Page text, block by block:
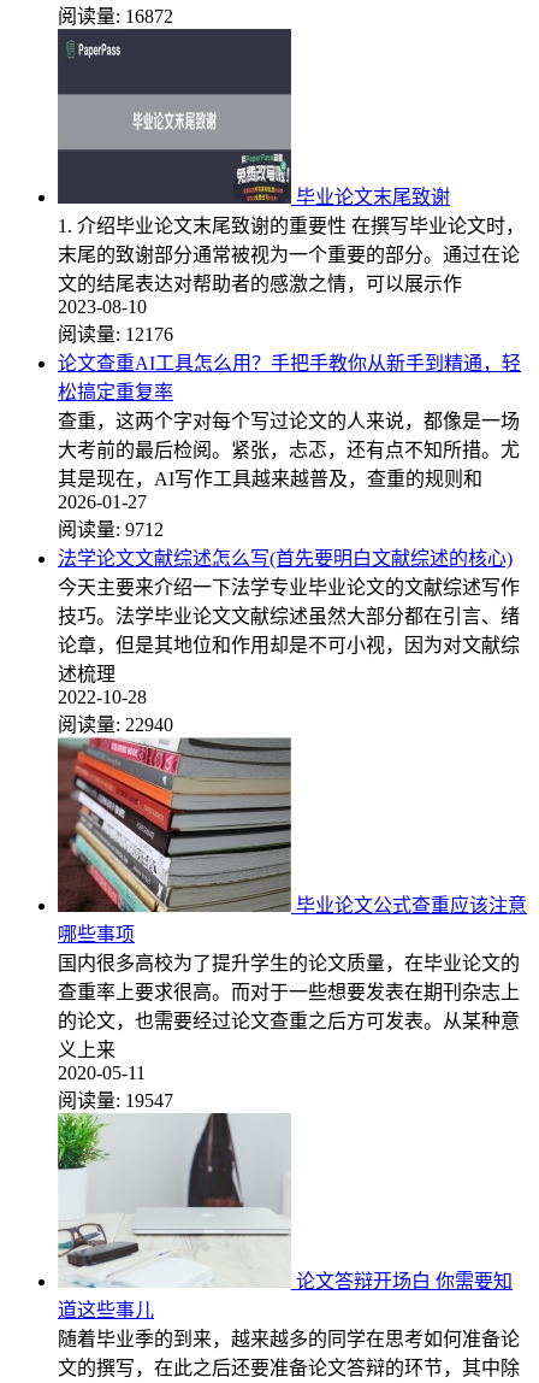
阅读量: 16872
毕业论文末尾致谢
1. 介绍毕业论文末尾致谢的重要性 在撰写毕业论文时，
末尾的致谢部分通常被视为一个重要的部分。通过在论
文的结尾表达对帮助者的感激之情，可以展示作
2023-08-10
阅读量: 12176
论文查重AI工具怎么用？手把手教你从新手到精通，轻
松搞定重复率
查重，这两个字对每个写过论文的人来说，都像是一场
大考前的最后检阅。紧张，忐忑，还有点不知所措。尤
其是现在，AI写作工具越来越普及，查重的规则和
2026-01-27
阅读量: 9712
法学论文文献综述怎么写(首先要明白文献综述的核心)
今天主要来介绍一下法学专业毕业论文的文献综述写作
技巧。法学毕业论文文献综述虽然大部分都在引言、绪
论章，但是其地位和作用却是不可小视，因为对文献综
述梳理
2022-10-28
阅读量: 22940
毕业论文公式查重应该注意
哪些事项
国内很多高校为了提升学生的论文质量，在毕业论文的
查重率上要求很高。而对于一些想要发表在期刊杂志上
的论文，也需要经过论文查重之后方可发表。从某种意
义上来
2020-05-11
阅读量: 19547
论文答辩开场白 你需要知
道这些事儿
随着毕业季的到来，越来越多的同学在思考如何准备论
文的撰写，在此之后还要准备论文答辩的环节，其中除